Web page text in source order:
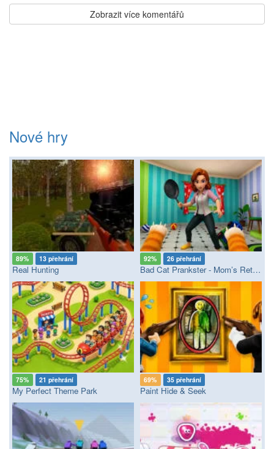
Zobrazit více komentářů
Nové hry
89% 13 přehrání
Real Hunting
92% 26 přehrání
Bad Cat Prankster - Mom’s Return
75% 21 přehrání
My Perfect Theme Park
69% 35 přehrání
Paint Hide & Seek